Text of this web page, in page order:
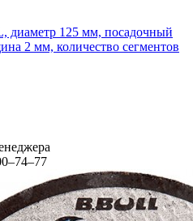
диаметр 125 мм, посадочный
2 мм, количество сегментов